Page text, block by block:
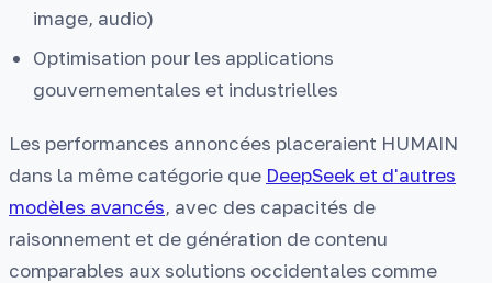
image, audio)
Optimisation pour les applications
gouvernementales et industrielles
Les performances annoncées placeraient HUMAIN
dans la même catégorie que DeepSeek et d'autres
modèles avancés, avec des capacités de
raisonnement et de génération de contenu
comparables aux solutions occidentales comme